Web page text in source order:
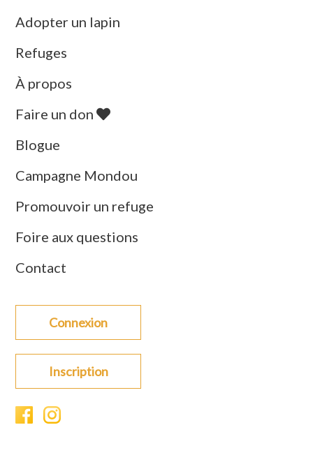
Adopter un lapin
Refuges
À propos
Faire un don
Blogue
Campagne Mondou
Promouvoir un refuge
Foire aux questions
Contact
Connexion
Inscription